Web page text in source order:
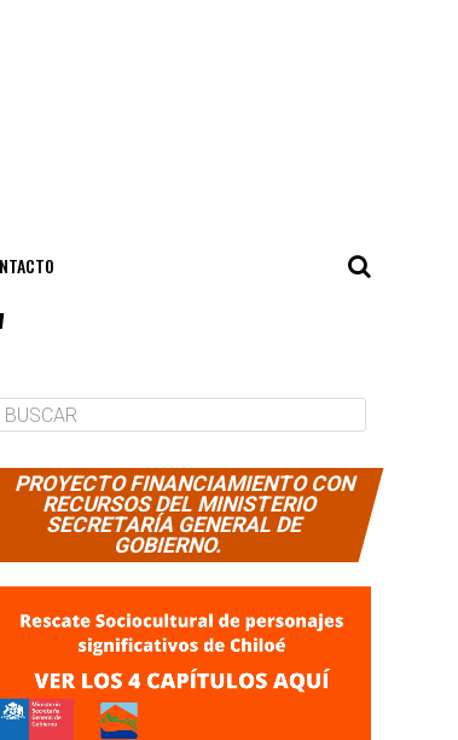
PROYECTO FINANCIAMIENTO CON
RECURSOS DEL MINISTERIO
SECRETARÍA GENERAL DE
GOBIERNO.